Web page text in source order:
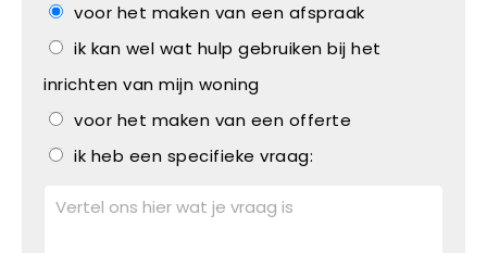
voor het maken van een afspraak
ik kan wel wat hulp gebruiken bij het
inrichten van mijn woning
voor het maken van een offerte
ik heb een specifieke vraag: